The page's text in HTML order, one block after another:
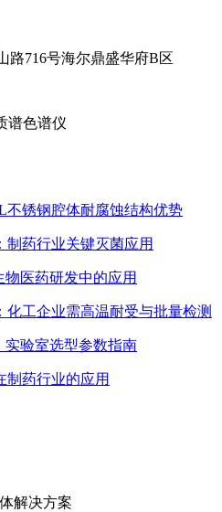
716号海尔鼎盛华府B区
谱色谱仪
不锈钢腔体耐腐蚀结构优势
制药行业关键灭菌应用
物医药研发中的应用
化工企业需高温耐受与批量检测
实验室选型参数指南
制药行业的应用
解决方案